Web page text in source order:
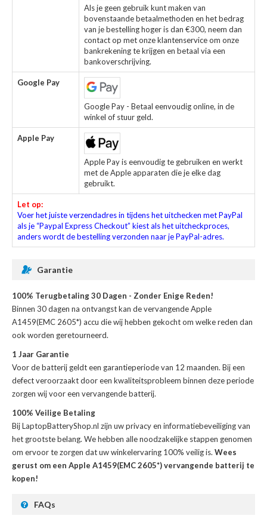
Als je geen gebruik kunt maken van
bovenstaande betaalmethoden en het bedrag
van je bestelling hoger is dan €300, neem dan
contact op met onze klantenservice om onze
bankrekening te krijgen en betaal via een
bankoverschrijving.
Google Pay
Google Pay - Betaal eenvoudig online, in de
winkel of stuur geld.
Apple Pay
Apple Pay is eenvoudig te gebruiken en werkt
met de Apple apparaten die je elke dag
gebruikt.
Let op:
Voer het juiste verzendadres in tijdens het uitchecken met PayPal
als je “Paypal Express Checkout” kiest als het uitcheckproces,
anders wordt de bestelling verzonden naar je PayPal-adres.
Garantie
100% Terugbetaling 30 Dagen - Zonder Enige Reden!
Binnen 30 dagen na ontvangst kan devervangende Apple
A1459(EMC 2605*) accu die wij hebben gekocht om welke reden dan
ook worden geretourneerd.
1 Jaar Garantie
Voor debatterij geldt een garantieperiode van 12 maanden. Bij een
defect veroorzaakt door een kwaliteitsprobleem binnen deze periode
zorgen wij voor een vervangende batterij.
100% Veilige Betaling
Bij LaptopBatteryShop.nl zijn uw privacy en informatiebeveiliging van
het grootste belang. We hebben alle noodzakelijke stappen genomen
om ervoor te zorgen dat uw winkelervaring 100% veilig is. Wees
gerust om een Apple A1459(EMC 2605*) vervangende batterij te
kopen!
FAQs